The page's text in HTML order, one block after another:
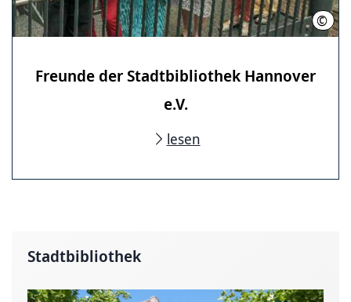
©
Freunde der Stadtbibliothek Hannover
e.V.
lesen
Stadtbibliothek